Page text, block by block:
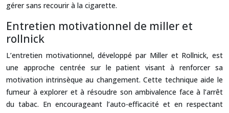
gérer sans recourir à la cigarette.
Entretien motivationnel de miller et
rollnick
L’entretien motivationnel, développé par Miller et Rollnick, est
une approche centrée sur le patient visant à renforcer sa
motivation intrinsèque au changement. Cette technique aide le
fumeur à explorer et à résoudre son ambivalence face à l’arrêt
du tabac. En encourageant l’auto-efficacité et en respectant